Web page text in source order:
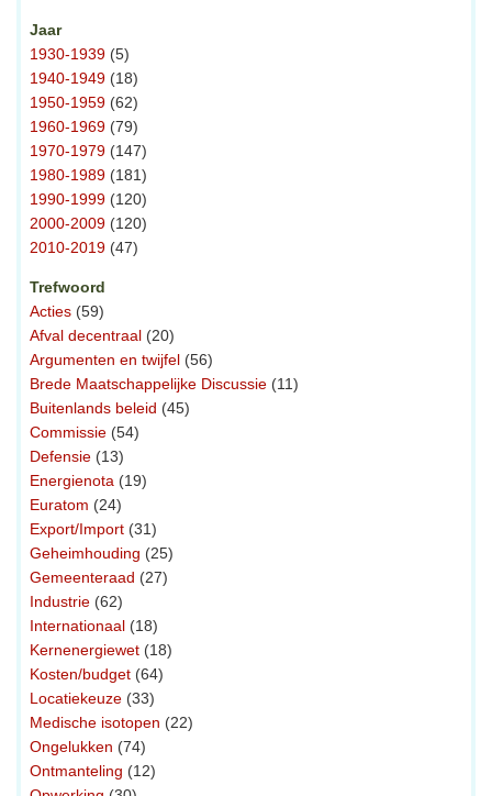
Jaar
1930-1939 (5)
1940-1949 (18)
1950-1959 (62)
1960-1969 (79)
1970-1979 (147)
1980-1989 (181)
1990-1999 (120)
2000-2009 (120)
2010-2019 (47)
Trefwoord
Acties (59)
Afval decentraal (20)
Argumenten en twijfel (56)
Brede Maatschappelijke Discussie (11)
Buitenlands beleid (45)
Commissie (54)
Defensie (13)
Energienota (19)
Euratom (24)
Export/Import (31)
Geheimhouding (25)
Gemeenteraad (27)
Industrie (62)
Internationaal (18)
Kernenergiewet (18)
Kosten/budget (64)
Locatiekeuze (33)
Medische isotopen (22)
Ongelukken (74)
Ontmanteling (12)